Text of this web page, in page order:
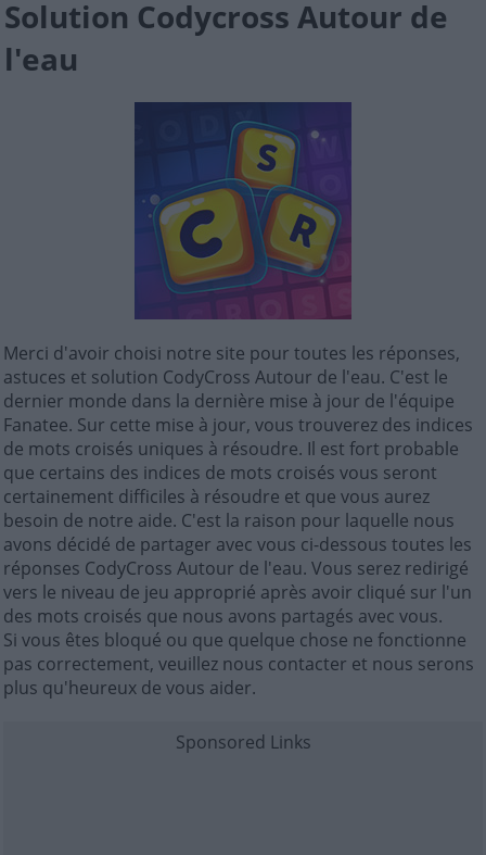
Accueil Politique de confidentialité
Solution Codycross Autour de
l'eau
Merci d'avoir choisi notre site pour toutes les réponses,
astuces et solution CodyCross Autour de l'eau. C'est le
dernier monde dans la dernière mise à jour de l'équipe
Fanatee. Sur cette mise à jour, vous trouverez des indices
de mots croisés uniques à résoudre. Il est fort probable
que certains des indices de mots croisés vous seront
certainement difficiles à résoudre et que vous aurez
besoin de notre aide. C'est la raison pour laquelle nous
avons décidé de partager avec vous ci-dessous toutes les
réponses CodyCross Autour de l'eau. Vous serez redirigé
vers le niveau de jeu approprié après avoir cliqué sur l'un
des mots croisés que nous avons partagés avec vous.
Si vous êtes bloqué ou que quelque chose ne fonctionne
pas correctement, veuillez nous contacter et nous serons
plus qu'heureux de vous aider.
Sponsored Links